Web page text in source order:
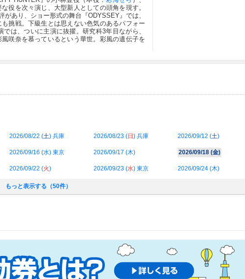
役を次々演じ、大型新人としての頭角を現す。
あり、ショー形式の舞台『ODYSSEY』では、
挑戦。下級生とは思えない色気のあるパフォー
は、ついに主演に抜擢。研究科3年目ながら、
咲奈を慕っているという華世。彩風の遺伝子を
2026/08/22 (土) 兵庫 2026/08/23 (日 ) 兵庫 2026/09/12 (土)
2026/09/16 (水) 東京 2026/09/17 (木) 2026/09/18 (金)
2026/09/22 (火) 2026/09/23 (水) 東京 2026/09/24 (木)
もっと表示する（50件）